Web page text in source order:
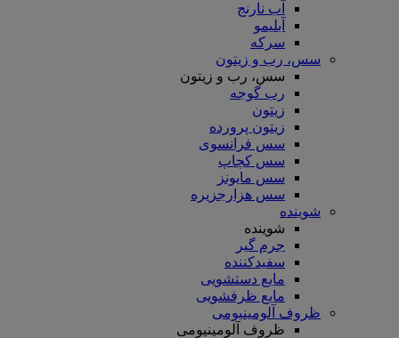
آب نارنج
آبلیمو
سرکه
سس، رب و زیتون
سس، رب و زیتون
رب گوجه
زیتون
زیتون پرورده
سس فرانسوی
سس کچاپ
سس مایونز
سس هزارجزیره
شوینده
شوینده
جرم گیر
سفیدکننده
مایع دستشویی
مایع ظرفشویی
ظروف آلومینیومی
ظروف آلومینیومی